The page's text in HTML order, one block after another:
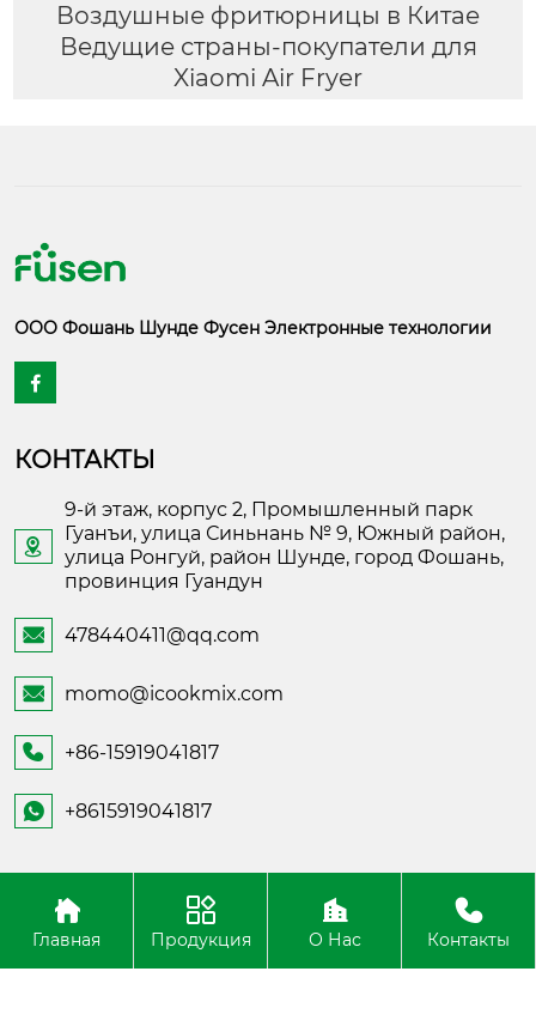
Воздушные фритюрницы в Китае
Ведущие страны-покупатели для
Xiaomi Air Fryer
ООО Фошань Шунде Фусен Электронные технологии

КОНТАКТЫ

9-й этаж, корпус 2, Промышленный парк
Гуанъи, улица Синьнань № 9, Южный район,
улица Ронгуй, район Шунде, город Фошань,
провинция Гуандун
 478440411@qq.com
 momo@icookmix.com
 +86-15919041817
 +8615919041817
Copyright ©Foshan Shunde Fusheng Electronic
Technology
Главная Продукция О Нас Контакты